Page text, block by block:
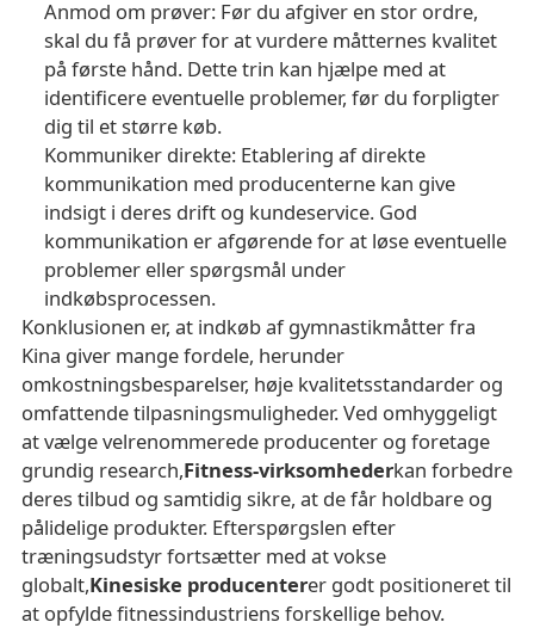
Anmod om prøver: Før du afgiver en stor ordre,
skal du få prøver for at vurdere måtternes kvalitet
på første hånd. Dette trin kan hjælpe med at
identificere eventuelle problemer, før du forpligter
dig til et større køb.
Kommuniker direkte: Etablering af direkte
kommunikation med producenterne kan give
indsigt i deres drift og kundeservice. God
kommunikation er afgørende for at løse eventuelle
problemer eller spørgsmål under
indkøbsprocessen.
Konklusionen er, at indkøb af gymnastikmåtter fra
Kina giver mange fordele, herunder
omkostningsbesparelser, høje kvalitetsstandarder og
omfattende tilpasningsmuligheder. Ved omhyggeligt
at vælge velrenommerede producenter og foretage
grundig research,Fitness-virksomhederkan forbedre
deres tilbud og samtidig sikre, at de får holdbare og
pålidelige produkter. Efterspørgslen efter
træningsudstyr fortsætter med at vokse
globalt,Kinesiske producenterer godt positioneret til
at opfylde fitnessindustriens forskellige behov.